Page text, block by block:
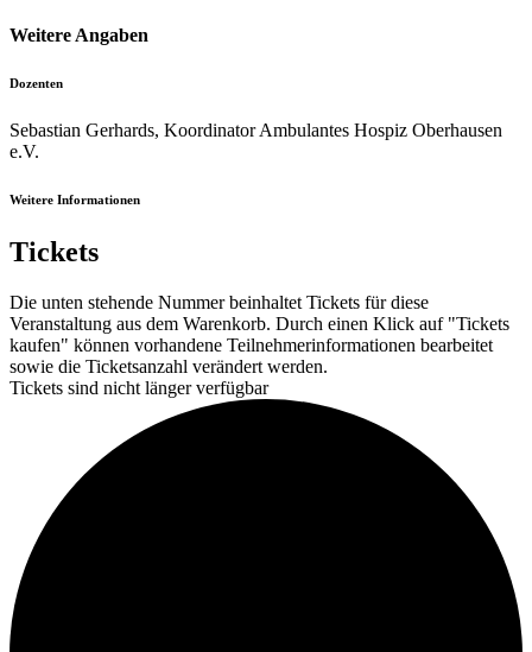
Weitere Angaben
Dozenten
Sebastian Gerhards, Koordinator Ambulantes Hospiz Oberhausen
e.V.
Weitere Informationen
Tickets
Die unten stehende Nummer beinhaltet Tickets für diese
Veranstaltung aus dem Warenkorb. Durch einen Klick auf "Tickets
kaufen" können vorhandene Teilnehmerinformationen bearbeitet
sowie die Ticketsanzahl verändert werden.
Tickets sind nicht länger verfügbar